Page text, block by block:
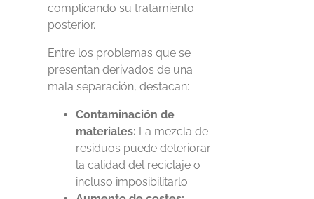
complicando su tratamiento
posterior.
Entre los problemas que se
presentan derivados de una
mala separación, destacan:
Contaminación de
materiales: La mezcla de
residuos puede deteriorar
la calidad del reciclaje o
incluso imposibilitarlo.